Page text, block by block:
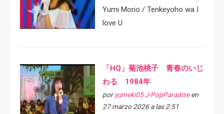
Yumi Morio / Tenkeyoho wa I
love U
「HQ」菊池桃子 青春のいじ
わる 1984年
por yumeki05 J-PopParadiseen
27 marzo 2026 a las 2:51